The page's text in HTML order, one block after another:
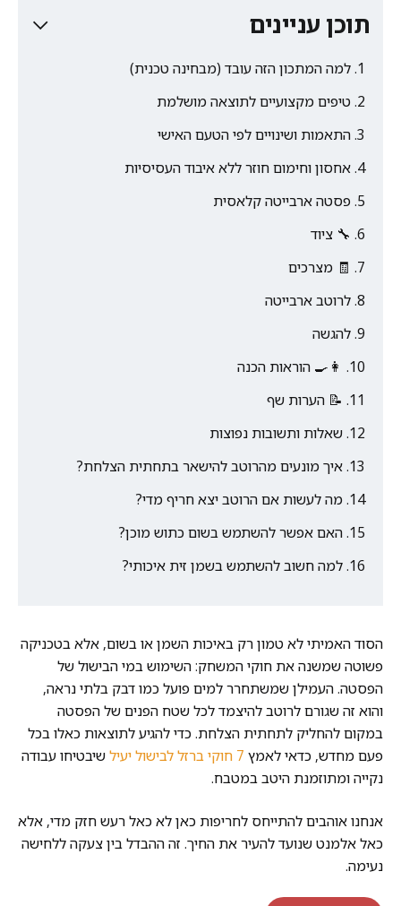
תוכן עניינים
למה המתכון הזה עובד (מבחינה טכנית)
טיפים מקצועיים לתוצאה מושלמת
התאמות ושינויים לפי הטעם האישי
אחסון וחימום חוזר ללא איבוד העסיסיות
פסטה ארבייטה קלאסית
🔧 ציוד
🧾 מצרכים
לרוטב ארבייטה
להגשה
👩‍🍳 הוראות הכנה
📝 הערות שף
שאלות ותשובות נפוצות
איך מונעים מהרוטב להישאר בתחתית הצלחת?
מה לעשות אם הרוטב יצא חריף מדי?
האם אפשר להשתמש בשום כתוש מוכן?
למה חשוב להשתמש בשמן זית איכותי?
הסוד האמיתי לא טמון רק באיכות השמן או בשום, אלא בטכניקה
פשוטה שמשנה את חוקי המשחק: השימוש במי הבישול של
הפסטה. העמילן שמשתחרר למים פועל כמו דבק בלתי נראה,
והוא זה שגורם לרוטב להיצמד לכל שטח הפנים של הפסטה
במקום להחליק לתחתית הצלחת. כדי להגיע לתוצאות כאלו בכל
פעם מחדש, כדאי לאמץ 7 חוקי ברזל לבישול יעיל
שיבטיחו עבודה
נקייה ומתוזמנת היטב במטבח.
אנחנו אוהבים להתייחס לחריפות כאן לא כאל רעש חזק מדי, אלא
כאל אלמנט שנועד להעיר את החיך. זה ההבדל בין צעקה ללחישה
נעימה.